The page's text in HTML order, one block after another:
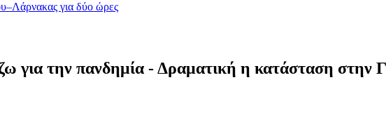
για δύο ώρες
για την πανδημία - Δραματική η κατάσταση στην